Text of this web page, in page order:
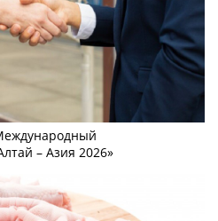
– Азия 2026»